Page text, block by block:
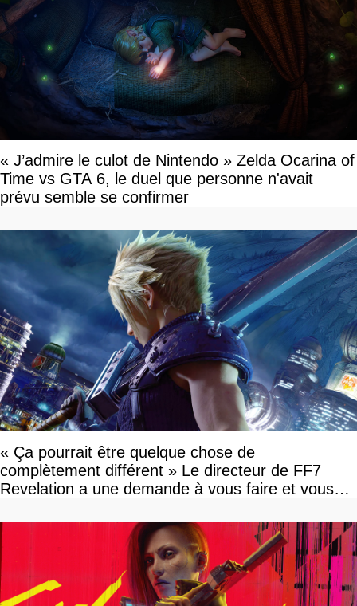
« J’admire le culot de Nintendo » Zelda Ocarina of
Time vs GTA 6, le duel que personne n'avait
prévu semble se confirmer
« Ça pourrait être quelque chose de
complètement différent » Le directeur de FF7
Revelation a une demande à vous faire et vous